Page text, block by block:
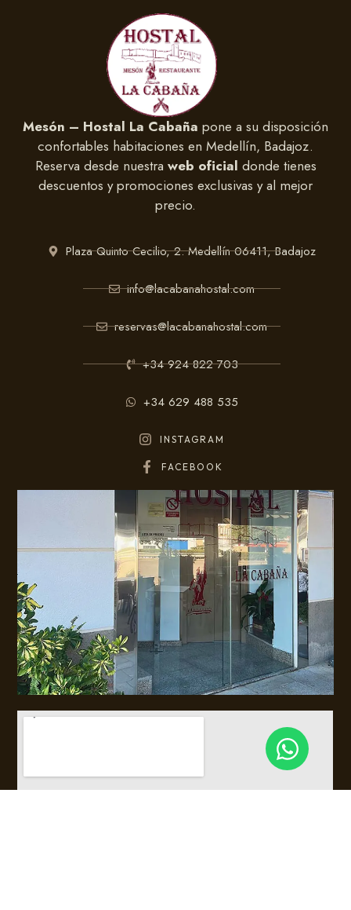
Mesón – Hostal La Cabaña pone a su disposición
confortables habitaciones en Medellín, Badajoz.
Reserva desde nuestra web oficial donde tienes
descuentos y promociones exclusivas y al mejor
precio.
Plaza Quinto Cecilio, 2. Medellín 06411, Badajoz
info@lacabanahostal.com
reservas@lacabanahostal.com
+34 924 822 703
+34 629 488 535
INSTAGRAM
FACEBOOK